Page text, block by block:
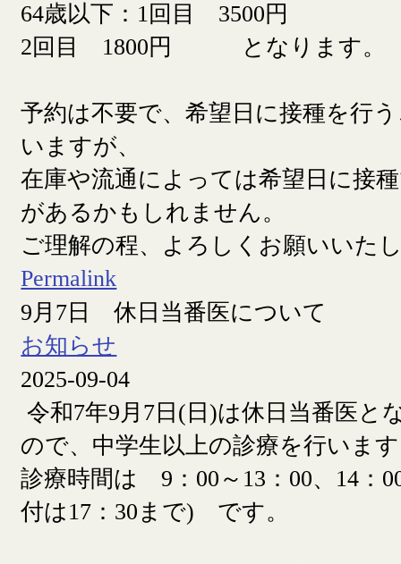
64歳以下：1回目 3500円
2回目 1800円 となります。
予約は不要で、希望日に接種を行
いますが、
在庫や流通によっては希望日に接
があるかもしれません。
ご理解の程、よろしくお願いいた
Permalink
9月7日 休日当番医について
お知らせ
2025-09-04
令和7年9月7日(日)は休日当番医と
ので、中学生以上の診療を行います
診療時間は 9：00～13：00、14：
付は17：30まで) です。